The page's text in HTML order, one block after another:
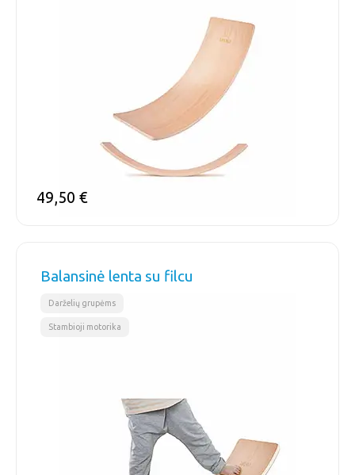
49,50 €
Balansinė lenta su filcu
Darželių grupėms
Stambioji motorika